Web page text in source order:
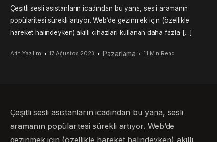
Çeşitli sesli asistanların icadından bu yana, sesli aramanın
popülaritesi sürekli artıyor. Web’de gezinmek için (özellikle
hareket halindeyken) akıllı cihazları kullanan daha fazla […]
Arin Yazılım 17 Ağustos 2023 Pazarlama 11 Min Read
Çeşitli sesli asistanların icadından bu yana, sesli
aramanın popülaritesi sürekli artıyor. Web’de
gezinmek için (özellikle hareket halindeyken) akıllı